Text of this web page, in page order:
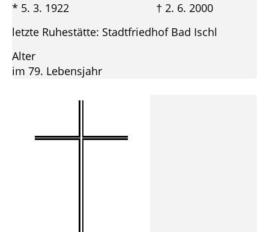
* 5. 3. 1922 † 2. 6. 2000
letzte Ruhestätte: Stadtfriedhof Bad Ischl
Alter
im 79. Lebensjahr